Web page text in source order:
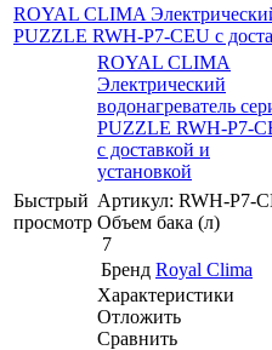
ROYAL CLIMA
PUZZLE RWH-P7-CEU с
Быстрый
просмотр
ROYAL CLIMA
Электрический
водонагреватель
PUZZLE RWH-P7-
с доставкой и
установкой
Артикул: RWH-P7-
Объем бака
7
Бренд Royal Clima
Характеристики
Отложить
Сравнить